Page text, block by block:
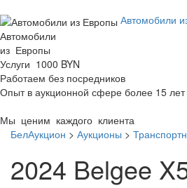
Автомобили
Автомобили
из Европы
Услуги 1000 BYN
Работаем без посредников
Опыт в аукционной сфере более 15 лет
Мы ценим каждого клиента
БелАукцион > Аукционы >
2024 Belgee